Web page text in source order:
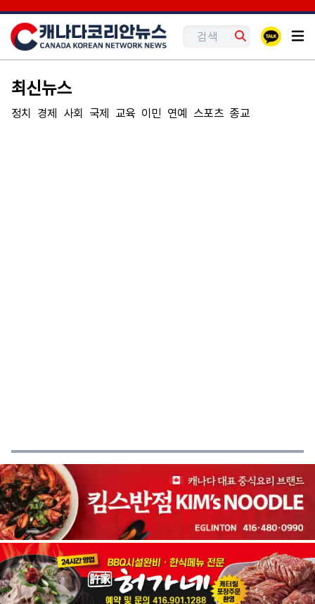
최신뉴스
정치 경제 사회 국제 교육 이민 연예 스포츠 종교